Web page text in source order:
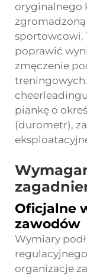
oryginalnego
sportowcowi.
poprawić
zmęczenie
cheerleadingu
piankę o
(durometr),
Oficjalne
zawodów
Wymiary
organizacje